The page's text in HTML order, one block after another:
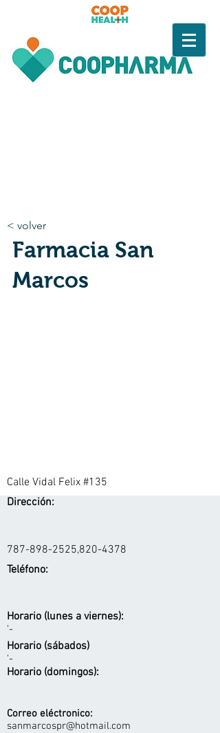
< volver
Farmacia San
Marcos
Calle Vidal Felix #135
Dirección:
787-898-2525,820-4378
Teléfono:
Horario (lunes a viernes):
'-
Horario (sábados)
'-
Horario (domingos):
Correo eléctronico:
sanmarcospr@hotmail.com